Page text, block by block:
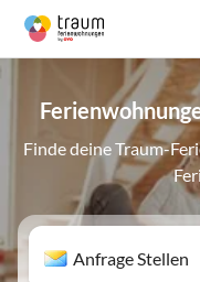
Finde deine Traum-
Anfrage Stellen